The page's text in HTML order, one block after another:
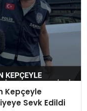
Kepçeyle
Sevk Edildi